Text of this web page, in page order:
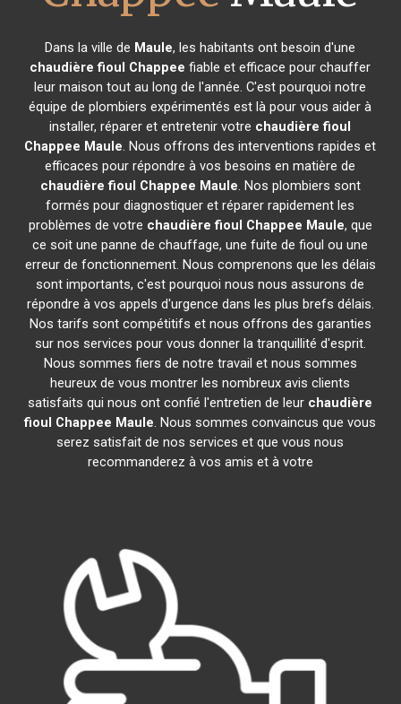
Dans la ville de Maule, les habitants ont besoin d'une
chaudière fioul Chappee fiable et efficace pour chauffer
leur maison tout au long de l'année. C'est pourquoi notre
équipe de plombiers expérimentés est là pour vous aider à
installer, réparer et entretenir votre chaudière fioul
Chappee Maule. Nous offrons des interventions rapides et
efficaces pour répondre à vos besoins en matière de
chaudière fioul Chappee Maule. Nos plombiers sont
formés pour diagnostiquer et réparer rapidement les
problèmes de votre chaudière fioul Chappee Maule, que
ce soit une panne de chauffage, une fuite de fioul ou une
erreur de fonctionnement. Nous comprenons que les délais
sont importants, c'est pourquoi nous nous assurons de
répondre à vos appels d'urgence dans les plus brefs délais.
Nos tarifs sont compétitifs et nous offrons des garanties
sur nos services pour vous donner la tranquillité d'esprit.
Nous sommes fiers de notre travail et nous sommes
heureux de vous montrer les nombreux avis clients
satisfaits qui nous ont confié l'entretien de leur chaudière
fioul Chappee Maule. Nous sommes convaincus que vous
serez satisfait de nos services et que vous nous
recommanderez à vos amis et à votre